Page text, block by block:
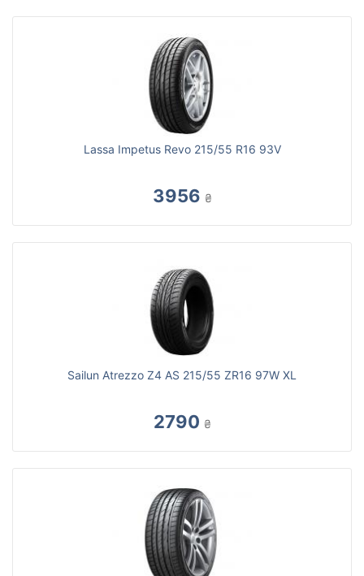
Lassa Impetus Revo 215/55 R16 93V
3956 ₴
Sailun Atrezzo Z4 AS 215/55 ZR16 97W XL
2790 ₴